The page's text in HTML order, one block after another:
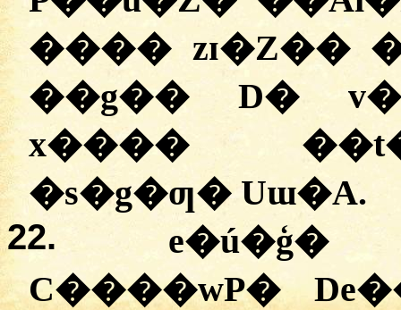
���� zɪ�Z��
��g�� D�
x����
�s�g�ƣ� Uɯ�A.
22.
e�ú�ģ�
C����wP�